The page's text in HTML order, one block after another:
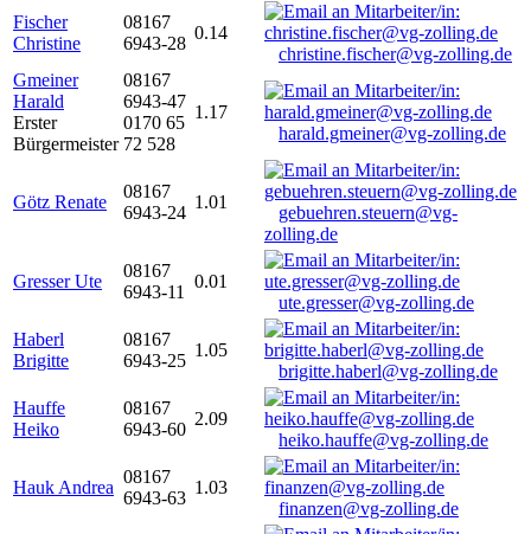
Fischer
Christine
08167
6943-28
0.14
christine.fischer@vg-zolling.de
Gmeiner
Harald
Erster
Bürgermeister
08167
6943-47
0170 65
72 528
1.17
harald.gmeiner@vg-zolling.de
Götz Renate
08167
6943-24
1.01
gebuehren.steuern@vg-
zolling.de
Gresser Ute
08167
6943-11
0.01
ute.gresser@vg-zolling.de
Haberl
Brigitte
08167
6943-25
1.05
brigitte.haberl@vg-zolling.de
Hauffe
Heiko
08167
6943-60
2.09
heiko.hauffe@vg-zolling.de
Hauk Andrea
08167
6943-63
1.03
finanzen@vg-zolling.de